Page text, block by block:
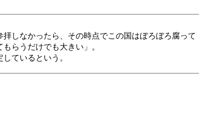
しなかったら、その時点でこの国はぼろぼろ腐って
らうだけでも大きい」。
ているという。